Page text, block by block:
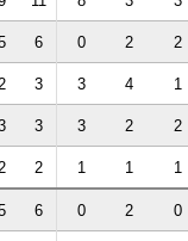
6 0 2 2
2 3 3 4 1
3 3 2 2
2 2 1 1 1
6 0 2 0